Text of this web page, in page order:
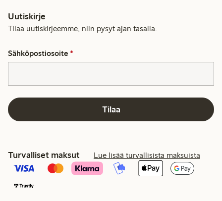
Uutiskirje
Tilaa uutiskirjeemme, niin pysyt ajan tasalla.
Sähköpostiosoite *
Tilaa
Turvalliset maksut Lue lisää turvallisista maksuista